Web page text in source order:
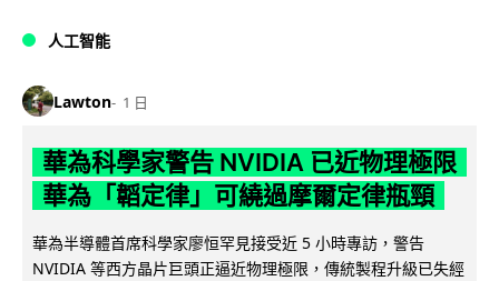
人工智能
Lawton 1 日
華為科學家警告 NVIDIA 已近物理極限
華為「韜定律」可繞過摩爾定律瓶頸
華為半導體首席科學家廖恒罕見接受近 5 小時專訪，警告
NVIDIA 等西方晶片巨頭正逼近物理極限，傳統製程升級已失經